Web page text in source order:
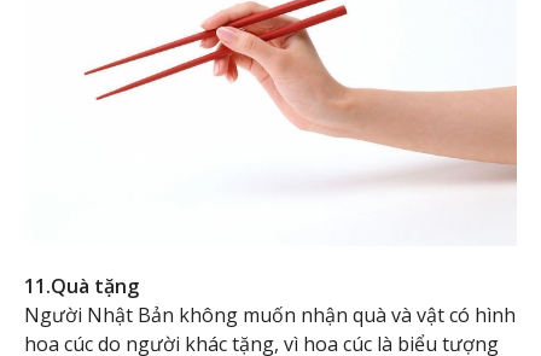
11.Quà tặng
Người Nhật Bản không muốn nhận quà và vật có hình
hoa cúc do người khác tặng, vì hoa cúc là biểu tượng